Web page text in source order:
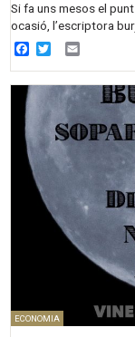
Si fa uns mesos el
ocasió, l’escriptora
Facebook
Twitter
ECONOMIA